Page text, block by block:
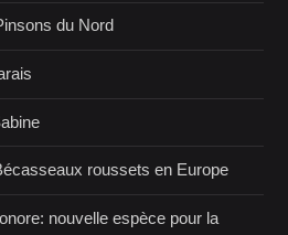
du Nord
roussets en Europe
nouvelle espèce pour la